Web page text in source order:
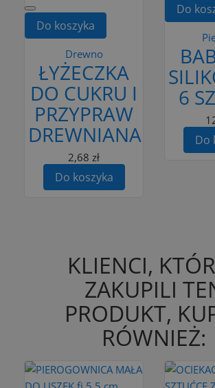
Do koszyka
Drewno
ŁYŻECZKA
DO CUKRU I
PRZYPRAW
DREWNIANA
2,68 zł
Do koszyka
Do
6
Do
KLIENCI,
ZAKUPILI
PRODUKT,
RÓWNIEŻ: